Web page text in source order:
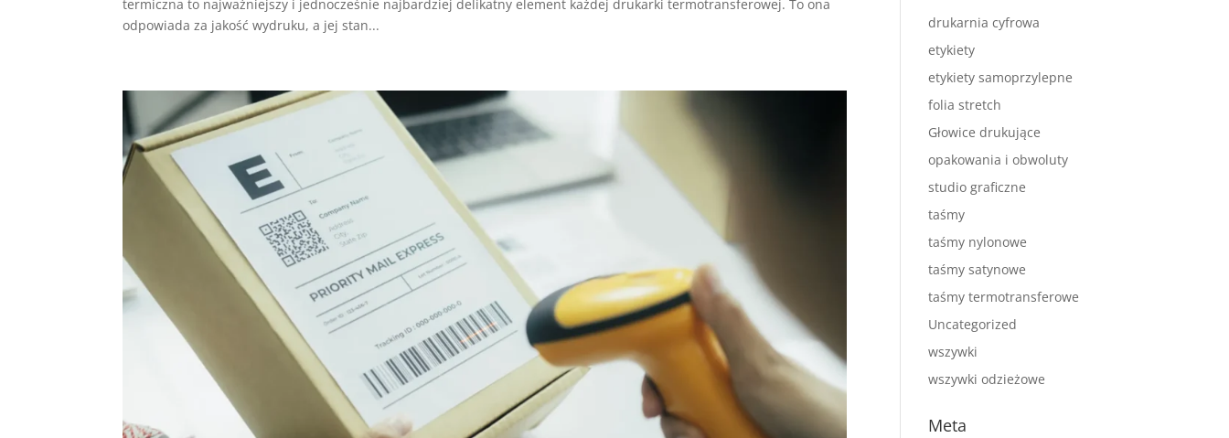
termiczna to najważniejszy i jednocześnie najbardziej delikatny element każdej drukarki termotransferowej. To ona
odpowiada za jakość wydruku, a jej stan...
drukarnia cyfrowa
etykiety
etykiety samoprzylepne
folia stretch
Głowice drukujące
opakowania i obwoluty
studio graficzne
taśmy
taśmy nylonowe
taśmy satynowe
taśmy termotransferowe
Uncategorized
wszywki
wszywki odzieżowe
Meta